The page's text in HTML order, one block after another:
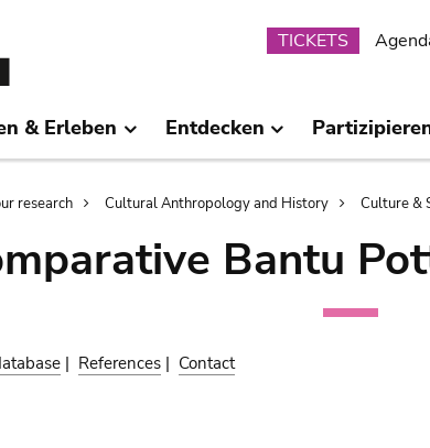
TICKETS
& Erleben Entdecken
research Cultural Anthropology and History Culture &
Bantu
| References | Contact